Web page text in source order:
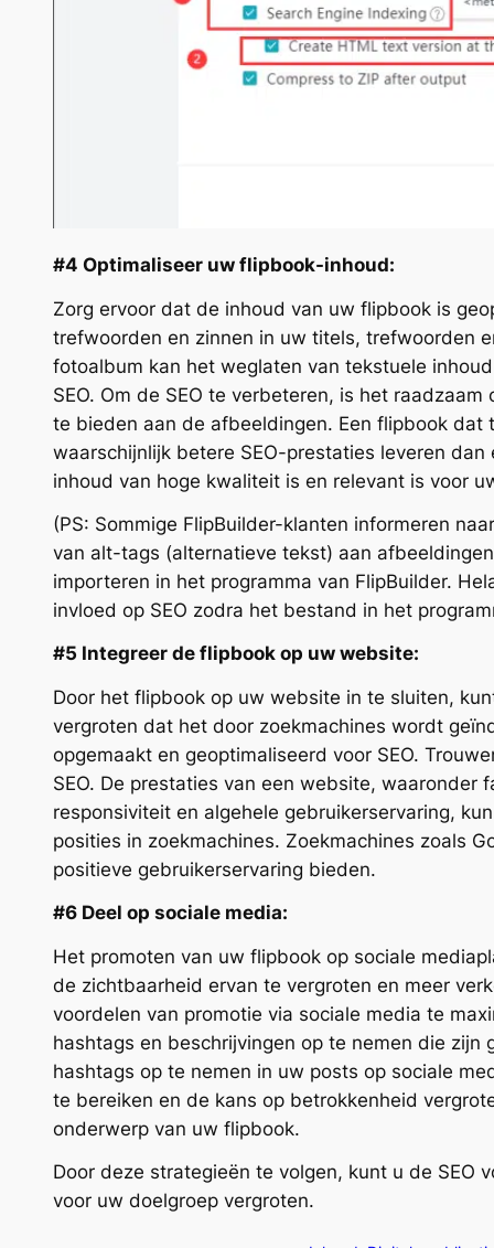
#4 Optimaliseer uw flipbook-inhoud:
Zorg ervoor dat de inhoud van uw flipbook is
trefwoorden en zinnen in uw titels, trefwoorden
fotoalbum kan het weglaten van tekstuele
SEO. Om de SEO te verbeteren, is het
te bieden aan de afbeeldingen. Een flipbook
waarschijnlijk betere SEO-prestaties leveren
inhoud van hoge kwaliteit is en relevant is voor
(PS: Sommige FlipBuilder-klanten informeren
van alt-tags (alternatieve tekst) aan
importeren in het programma van FlipBuilder.
invloed op SEO zodra het bestand in het
#5 Integreer de flipbook op uw website:
Door het flipbook op uw website in te sluiten,
vergroten dat het door zoekmachines wordt
opgemaakt en geoptimaliseerd voor SEO.
SEO. De prestaties van een website,
responsiviteit en algehele gebruikerservaring,
posities in zoekmachines. Zoekmachines zoals
positieve gebruikerservaring bieden.
#6 Deel op sociale media:
Het promoten van uw flipbook op sociale
de zichtbaarheid ervan te vergroten en meer
voordelen van promotie via sociale media te
hashtags en beschrijvingen op te nemen die zijn
hashtags op te nemen in uw posts op sociale
te bereiken en de kans op betrokkenheid
onderwerp van uw flipbook.
Door deze strategieën te volgen, kunt u de SEO
voor uw doelgroep vergroten.